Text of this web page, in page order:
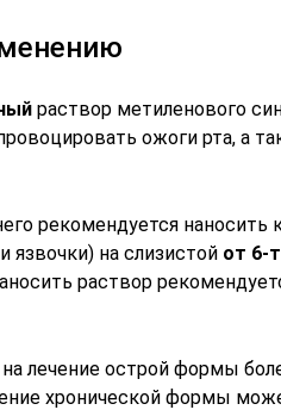
раствор метиленового
ожоги рта, а
рекомендуется наносить
язвочки) на слизистой от 6-
раствор
лечение острой формы
хронической формы